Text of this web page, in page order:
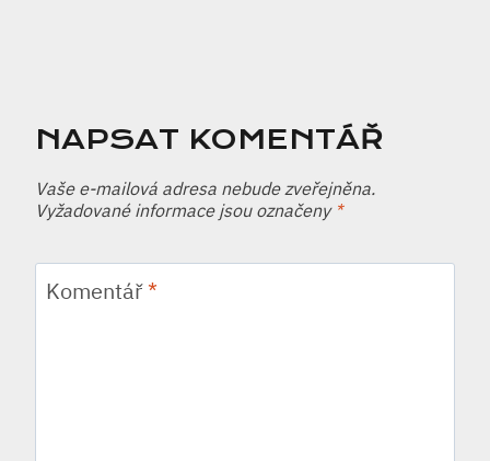
NAPSAT KOMENTÁŘ
Vaše e-mailová adresa nebude zveřejněna.
Vyžadované informace jsou označeny *
Komentář*